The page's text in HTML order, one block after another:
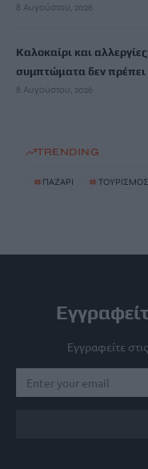
8 Αυγούστου, 2026
Καλοκαίρι και
συμπτώματα δεν πρέπει
8 Αυγούστου, 2026
TRENDING
# ΠΑΖΑΡΙ #
Εγγραφείτε